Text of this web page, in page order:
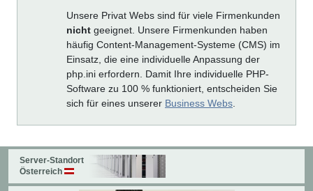
Unsere Privat Webs sind für viele Firmenkunden
nicht geeignet. Unsere Firmenkunden haben
häufig Content-Management-Systeme (CMS) im
Einsatz, die eine individuelle Anpassung der
php.ini erfordern. Damit Ihre individuelle PHP-
Software zu 100 % funktioniert, entscheiden Sie
sich für eines unserer Business Webs
Server-Standort
Österreich